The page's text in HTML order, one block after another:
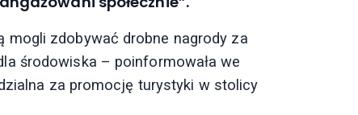
mogli zdobywać drobne nagrody za
środowiska – poinformowała we
za promocję turystyki w stolicy